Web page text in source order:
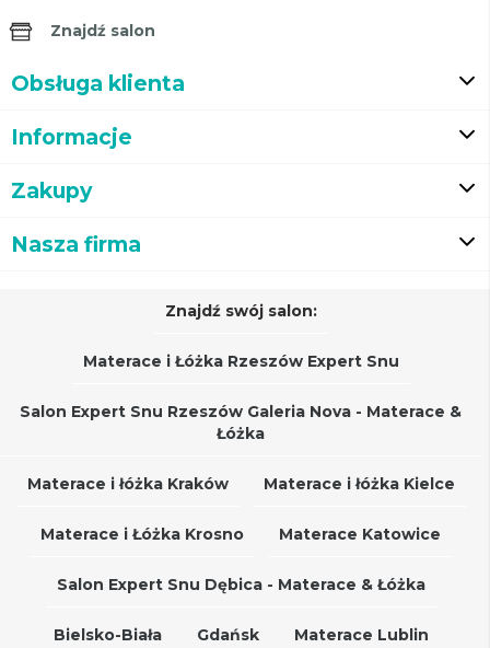
Znajdź salon
Obsługa klienta
Informacje
Zakupy
Nasza firma
Znajdź swój salon:
Materace i Łóżka Rzeszów Expert Snu
Salon Expert Snu Rzeszów Galeria Nova - Materace &
Łóżka
Materace i łóżka Kraków Materace i łóżka Kielce
Materace i Łóżka Krosno Materace Katowice
Salon Expert Snu Dębica - Materace & Łóżka
Bielsko-Biała Gdańsk Materace Lublin